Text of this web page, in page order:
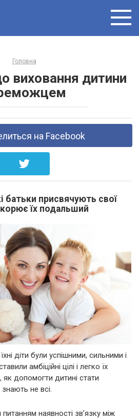
Головна
виховання дитини
на Facebook
батьки присвячують свої
їх подальший
діти були успішними, сильними і
амбіційні цілі і легко їх
як допомогти дитині стати
не всі.
наявності зв’язку між